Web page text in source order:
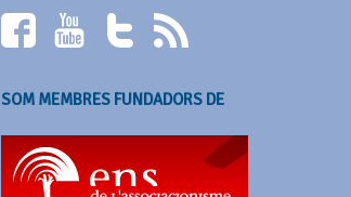
SOM MEMBRES FUNDADORS DE